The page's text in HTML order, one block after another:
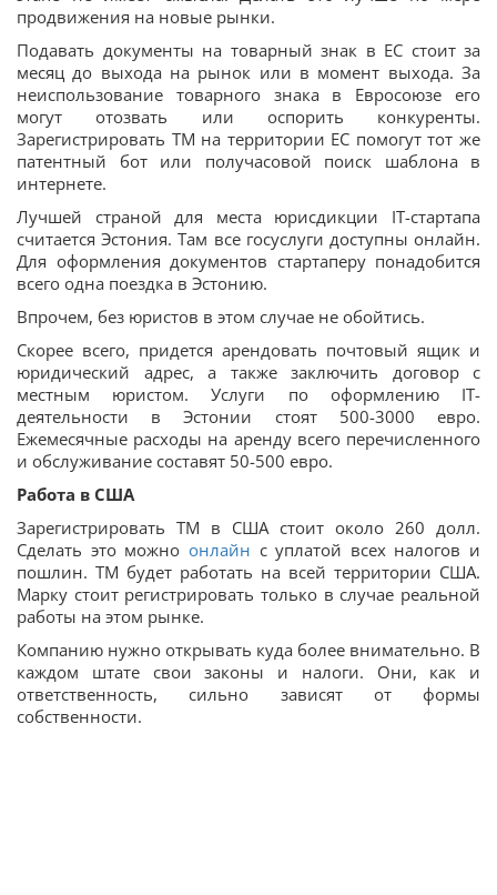
продвижения на новые рынки.
Подавать документы на товарный знак в ЕС стоит за
месяц до выхода на рынок или в момент выхода. За
неиспользование товарного знака в Евросоюзе его
могут отозвать или оспорить конкуренты.
Зарегистрировать ТМ на территории ЕС помогут тот же
патентный бот или получасовой поиск шаблона в
интернете.
Лучшей страной для места юрисдикции IT-стартапа
считается Эстония. Там все госуслуги доступны онлайн.
Для оформления документов стартаперу понадобится
всего одна поездка в Эстонию.
Впрочем, без юристов в этом случае не обойтись.
Скорее всего, придется арендовать почтовый ящик и
юридический адрес, а также заключить договор с
местным юристом. Услуги по оформлению IT-
деятельности в Эстонии стоят 500-3000 евро.
Ежемесячные расходы на аренду всего перечисленного
и обслуживание составят 50-500 евро.
Работа в США
Зарегистрировать ТМ в США стоит около 260 долл.
Сделать это можно онлайн с уплатой всех налогов и
пошлин. ТМ будет работать на всей территории США.
Марку стоит регистрировать только в случае реальной
работы на этом рынке.
Компанию нужно открывать куда более внимательно. В
каждом штате свои законы и налоги. Они, как и
ответственность, сильно зависят от формы
собственности.